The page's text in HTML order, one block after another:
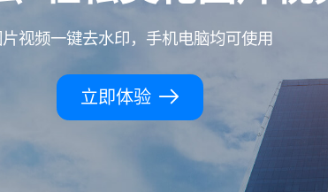
片视频一键去水印，手机电脑均可使用
立即体验